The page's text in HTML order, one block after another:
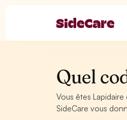
Quel
Vous êtes
SideCare vous